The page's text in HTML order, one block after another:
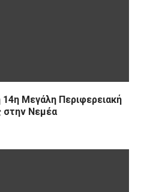
14η Μεγάλη Περιφερειακή
στην Νεμέα